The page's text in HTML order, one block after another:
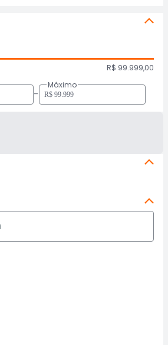
R$ 99.999,00
-
Máximo